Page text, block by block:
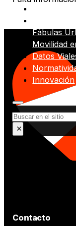
Fábulas
Movilidad
Datos
Innovación
Buscar
×
Contacto